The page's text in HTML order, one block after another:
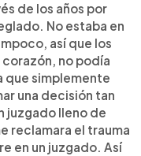
de los años por
No estaba en
así que los
no podía
que simplemente
una decisión tan
juzgado lleno de
reclamara el trauma
en un juzgado. Así